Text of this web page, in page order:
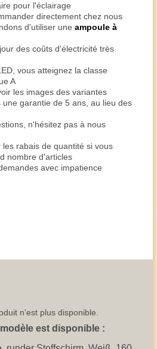
pour l'éclairage
directement chez nous
d'utiliser une ampoule à
des coûts d'électricité très
vous atteignez la classe
A
les images des variantes
une garantie de 5 ans, au lieu des
n'hésitez pas à nous
rabais de quantité si vous
nombre d'articles
avec impatience
n'est plus disponible.
est disponible :